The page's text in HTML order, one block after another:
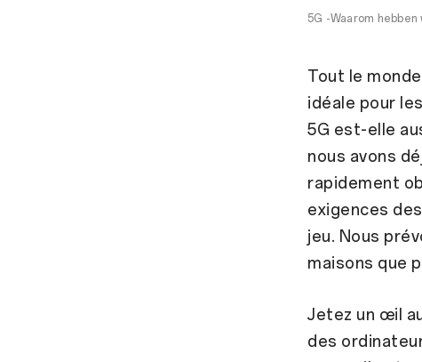
5G -Waarom
Tout le
idéale pour
5G est-elle
nous avons
rapidement
exigences
jeu. Nous
maisons que
Jetez un œil
des